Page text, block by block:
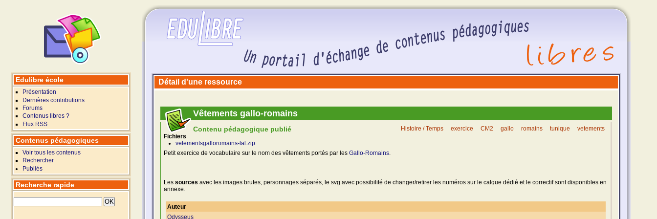
Détail d'une ressource
Vêtements gallo-romains
Histoire / Temps exercice CM2 gallo romains tunique vetements
Contenu pédagogique publié
Fichiers
vetementsgalloromains-lal.zip
Petit exercice de vocabulaire sur le nom des vêtements portés par les Gallo-Romains.
Les sources avec les images brutes, personnages séparés, le svg avec possibilité de changer/retirer les numéros sur le calque dédié et le correctif sont disponibles en
annexe.
Auteur
Odysseus
Edulibre école
Présentation
Dernières contributions
Forums
Contenus libres ?
Flux RSS
Contenus pédagogiques
Voir tous les contenus
Rechercher
Publiés
Recherche rapide